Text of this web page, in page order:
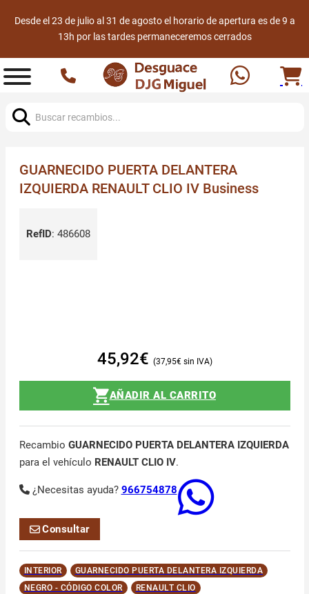
Desde el 23 de julio al 31 de agosto el horario de apertura es de 9 a
13h por las tardes permaneceremos cerrados
GUARNECIDO PUERTA DELANTERA
IZQUIERDA RENAULT CLIO IV Business
RefID: 486608
45,92€ 37,95€
AÑADIR AL CARRITO
Recambio GUARNECIDO PUERTA DELANTERA IZQUIERDA
para el vehículo RENAULT CLIO IV.
¿Necesitas ayuda? 966754878
Consultar
INTERIOR
GUARNECIDO PUERTA DELANTERA IZQUIERDA
NEGRO - CÓDIGO COLOR
RENAULT CLIO